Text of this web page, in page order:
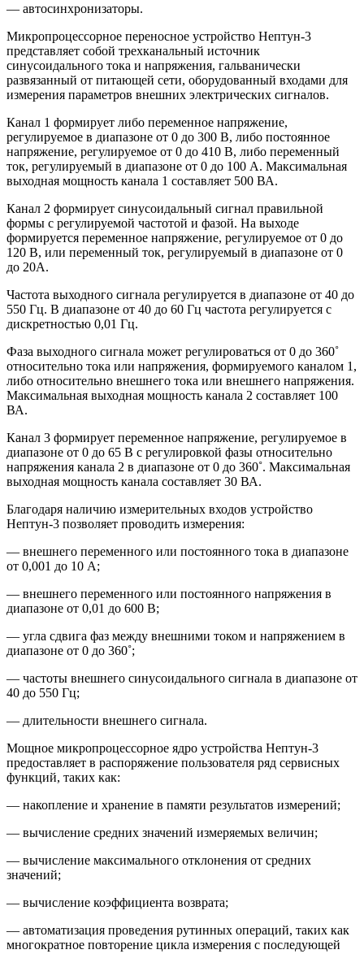
— автосинхронизаторы.
Микропроцессорное переносное устройство Нептун-3
представляет собой трехканальный источник
синусоидального тока и напряжения, гальванически
развязанный от питающей сети, оборудованный входами для
измерения параметров внешних электрических сигналов.
Канал 1 формирует либо переменное напряжение,
регулируемое в диапазоне от 0 до 300 В, либо постоянное
напряжение, регулируемое от 0 до 410 В, либо переменный
ток, регулируемый в диапазоне от 0 до 100 А. Максимальная
выходная мощность канала 1 составляет 500 ВА.
Канал 2 формирует синусоидальный сигнал правильной
формы с регулируемой частотой и фазой. На выходе
формируется переменное напряжение, регулируемое от 0 до
120 В, или переменный ток, регулируемый в диапазоне от 0
до 20А.
Частота выходного сигнала регулируется в диапазоне от 40 до
550 Гц. В диапазоне от 40 до 60 Гц частота регулируется с
дискретностью 0,01 Гц.
Фаза выходного сигнала может регулироваться от 0 до 360˚
относительно тока или напряжения, формируемого каналом 1,
либо относительно внешнего тока или внешнего напряжения.
Максимальная выходная мощность канала 2 составляет 100
ВА.
Канал 3 формирует переменное напряжение, регулируемое в
диапазоне от 0 до 65 В с регулировкой фазы относительно
напряжения канала 2 в диапазоне от 0 до 360˚. Максимальная
выходная мощность канала составляет 30 ВА.
Благодаря наличию измерительных входов устройство
Нептун-3 позволяет проводить измерения:
— внешнего переменного или постоянного тока в диапазоне
от 0,001 до 10 А;
— внешнего переменного или постоянного напряжения в
диапазоне от 0,01 до 600 В;
— угла сдвига фаз между внешними током и напряжением в
диапазоне от 0 до 360˚;
— частоты внешнего синусоидального сигнала в диапазоне от
40 до 550 Гц;
— длительности внешнего сигнала.
Мощное микропроцессорное ядро устройства Нептун-3
предоставляет в распоряжение пользователя ряд сервисных
функций, таких как:
— накопление и хранение в памяти результатов измерений;
— вычисление средних значений измеряемых величин;
— вычисление максимального отклонения от средних
значений;
— вычисление коэффициента возврата;
— автоматизация проведения рутинных операций, таких как
многократное повторение цикла измерения с последующей